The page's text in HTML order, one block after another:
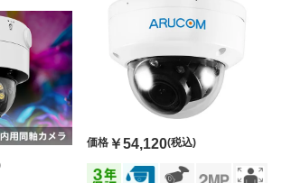
価格￥54,120(税込)